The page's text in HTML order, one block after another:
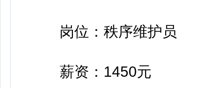
岗位：秩序维护员
薪资：1450元